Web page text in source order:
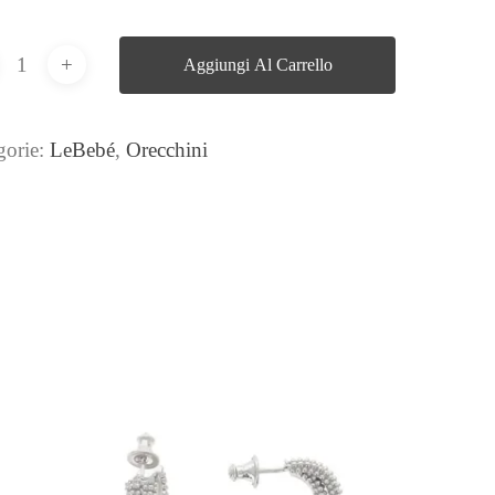
Aggiungi Al Carrello
LeBebé,Orecchini